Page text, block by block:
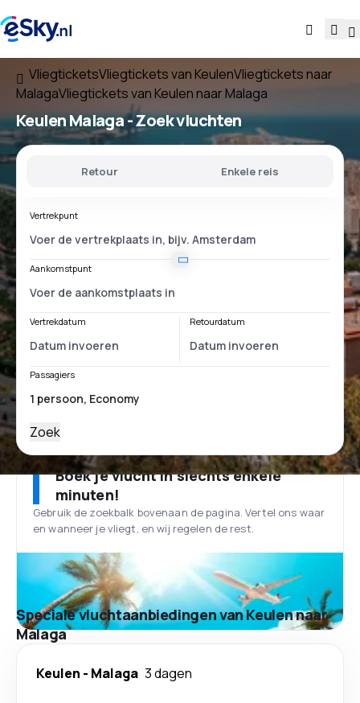
VliegticketsVliegtickets van KeulenVliegtickets naar
MalagaVliegtickets van Keulen naar Malaga
Keulen Malaga- Zoek vluchten
Retour Enkele reis
Vertrekpunt
Aankomstpunt
Vertrekdatum Retourdatum
Passagiers
Zoek
Boek je vlucht in slechts enkele
minuten!
Gebruik de zoekbalk bovenaan de pagina. Vertel ons waar
en wanneer je vliegt, en wij regelen de rest.
Speciale vluchtaanbiedingen van Keulen naar
Malaga
Keulen - Malaga 3 dagen